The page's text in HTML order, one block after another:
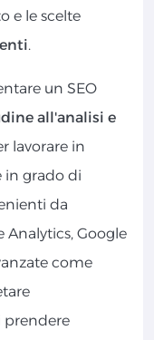
e le scelte
.
un SEO
all'analisi e
lavorare in
in grado di
da
Google
come
prendere